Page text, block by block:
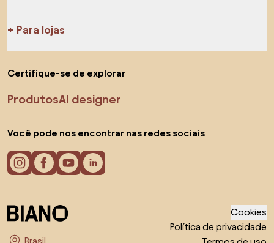
Para lojas
Certifique-se de explorar
ProdutosAI designer
Você pode nos encontrar nas redes sociais
Cookies
Política de privacidade